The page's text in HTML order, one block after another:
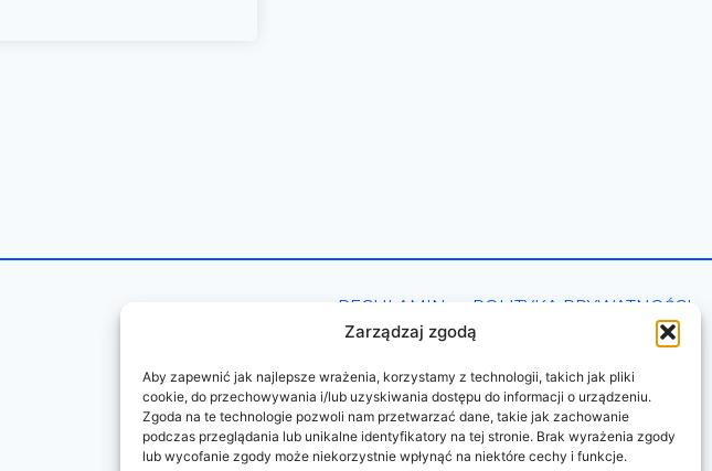
Zarządzaj zgodą
Aby zapewnić jak najlepsze wrażenia, korzystamy z technologii, takich jak pliki
cookie, do przechowywania i/lub uzyskiwania dostępu do informacji o urządzeniu.
Zgoda na te technologie pozwoli nam przetwarzać dane, takie jak zachowanie
podczas przeglądania lub unikalne identyfikatory na tej stronie. Brak wyrażenia zgody
lub wycofanie zgody może niekorzystnie wpłynąć na niektóre cechy i funkcje.
REGULAMIN POLITYKA PRYWATNOŚCI